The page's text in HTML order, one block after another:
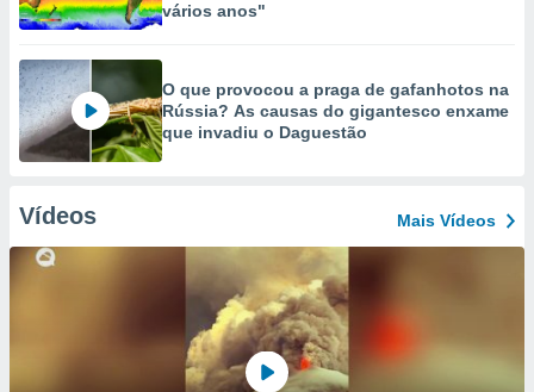
vários anos"
O que provocou a praga de gafanhotos na
Rússia? As causas do gigantesco enxame
que invadiu o Daguestão
Vídeos Mais Vídeos